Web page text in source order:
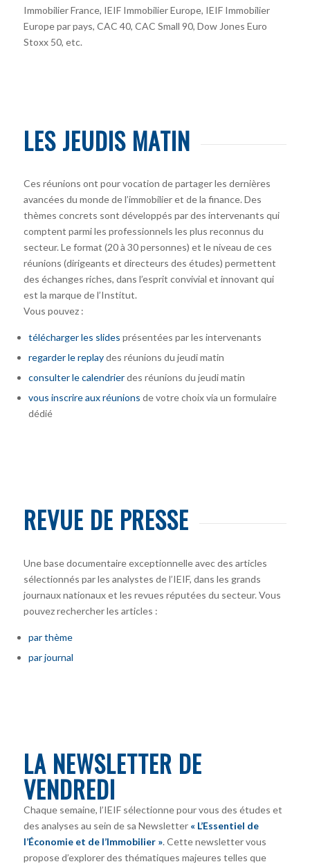
Immobilier France, IEIF Immobilier Europe, IEIF Immobilier
Europe par pays, CAC 40, CAC Small 90, Dow Jones Euro
Stoxx 50, etc.
LES JEUDIS MATIN
Ces réunions ont pour vocation de partager les dernières
avancées du monde de l’immobilier et de la finance. Des
thèmes concrets sont développés par des intervenants qui
comptent parmi les professionnels les plus reconnus du
secteur. Le format (20 à 30 personnes) et le niveau de ces
réunions (dirigeants et directeurs des études) permettent
des échanges riches, dans l’esprit convivial et innovant qui
est la marque de l’Institut.
Vous pouvez :
télécharger les slides présentées par les intervenants
regarder le replaydes réunions du jeudi matin
consulter le calendrierdes réunions du jeudi matin
vous inscrire aux réunions de votre choix via un formulaire
dédié
REVUE DE PRESSE
Une base documentaire exceptionnelle avec des articles
sélectionnés par les analystes de l’IEIF, dans les grands
journaux nationaux et les revues réputées du secteur. Vous
pouvez rechercher les articles :
par thème
par journal
LA NEWSLETTER DE
VENDREDI
Chaque semaine, l’IEIF sélectionne pour vous des études et
des analyses au sein de sa Newsletter « L’Essentiel de
l’Économie et de l’Immobilier ». Cette newsletter vous
propose d’explorer des thématiques majeures telles que